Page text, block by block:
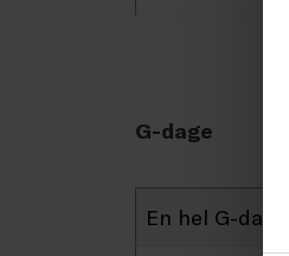
G-dage
En hel G-dag